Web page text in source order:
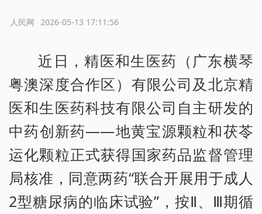
2026-05-13 17:11:56
人民网
近日，精医和生医药（广东横琴
粤澳深度合作区）有限公司及北京精
医和生医药科技有限公司自主研发的
中药创新药——地黄宝源颗粒和茯苓
运化颗粒正式获得国家药品监督管理
局核准，同意两药“联合开展用于成人
2型糖尿病的临床试验”，按Ⅱ、Ⅲ期循